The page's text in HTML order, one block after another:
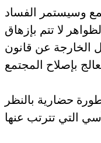
وسيستمر الفساد
لا تتم بإزهاق
الخارجة عن قانون
بإصلاح المجتمع
حضارية بالنظر
التي تترتب عنها